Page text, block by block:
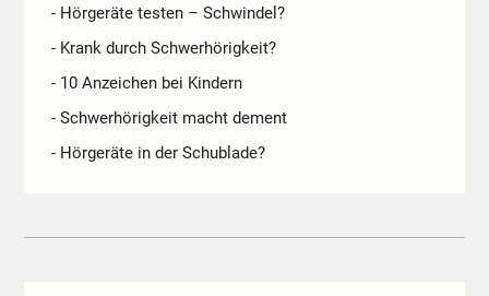
- Hörgeräte testen – Schwindel?
- Krank durch Schwerhörigkeit?
- 10 Anzeichen bei Kindern
- Schwerhörigkeit macht dement
- Hörgeräte in der Schublade?